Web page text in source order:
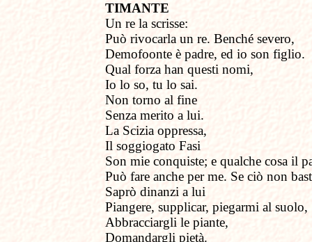
TIMANTE
Un re la scrisse:
Può rivocarla un re. Benché severo,
Demofoonte è padre, ed io son figlio.
Qual forza han questi nomi,
Io lo so, tu lo sai.
Non torno al fine
Senza merito a lui.
La Scizia oppressa,
Il soggiogato Fasi
Son mie conquiste; e qualche cosa il
Può fare anche per me. Se ciò non
Saprò dinanzi a lui
Piangere, supplicar, piegarmi al suolo,
Abbracciargli le piante,
Domandargli pietà.